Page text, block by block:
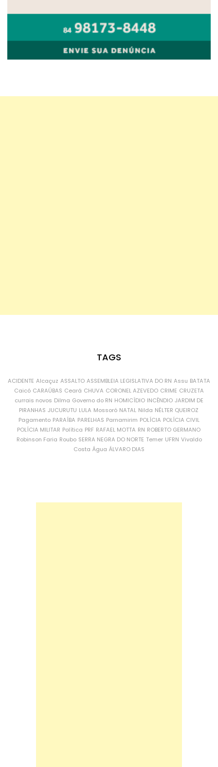
TAGS
ACIDENTE Alcaçuz ASSALTO ASSEMBLEIA LEGISLATIVA DO RN Assu BATATA
Caicó CARAÚBAS Ceará CHUVA CORONEL AZEVEDO CRIME CRUZETA
currais novos Dilma Governo do RN HOMICÍDIO INCÊNDIO JARDIM DE
PIRANHAS JUCURUTU LULA Mossoró NATAL Nilda NÉLTER QUEIROZ
Pagamento PARAÍBA PARELHAS Parnamirim POLÍCIA POLÍCIA CIVIL
POLÍCIA MILITAR Política PRF RAFAEL MOTTA RN ROBERTO GERMANO
Robinson Faria Roubo SERRA NEGRA DO NORTE Temer UFRN Vivaldo
Costa Água ÁLVARO DIAS